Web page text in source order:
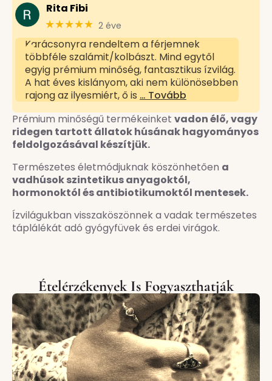
Rita Fibi
★★★★★ 2 éve
Karácsonyra rendeltem a férjemnek
többféle szalámit/kolbászt. Mind egytől
egyig prémium minőség, fantasztikus ízvilág.
A hat éves kislányom, aki nem különösebben
rajong az ilyesmiért, ő is … Tovább
Prémium minőségű termékeinket vadon élő, vagy
ridegen tartott állatok húsának hagyományos
feldolgozásával készítjük.
Természetes életmódjuknak köszönhetően a
vadhúsok szintetikus anyagoktól,
hormonoktól és antibiotikumoktól mentesek.
Ízvilágukban visszaköszönnek a vadak természetes
táplálékát adó gyógyfüvek és erdei virágok.
Ételérzékenyek Is Fogyaszthatják